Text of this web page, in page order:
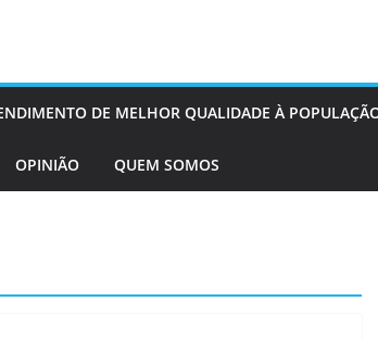
DE MELHOR QUALIDADE À
OPINIÃO QUEM SOMOS